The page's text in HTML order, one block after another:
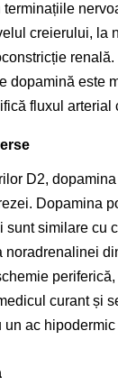
creierului, la
dopamină este
fluxul
D2,
Dopamina
similare cu
noradrenalinei
curant și
ac hipodermic